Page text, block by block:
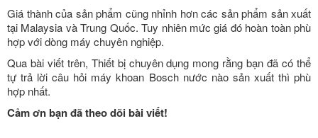
Giá thành của sản phẩm cũng nhỉnh hơn các sản phẩm sản xuất
tại Malaysia và Trung Quốc. Tuy nhiên mức giá đó hoàn toàn phù
hợp với dòng máy chuyên nghiệp.
Qua bài viết trên, Thiết bị chuyên dụng mong rằng bạn đã có thể
tự trả lời câu hỏi máy khoan Bosch nước nào sản xuất thì phù
hợp nhất.
Cảm ơn bạn đã theo dõi bài viết!